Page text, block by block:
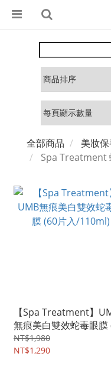
全部商品
美妝
Spa Treatment
【Spa Treatment】
無痕美白雙效蛇毒眼膜
片入/110ml)
NT$1,980
NT$1,290